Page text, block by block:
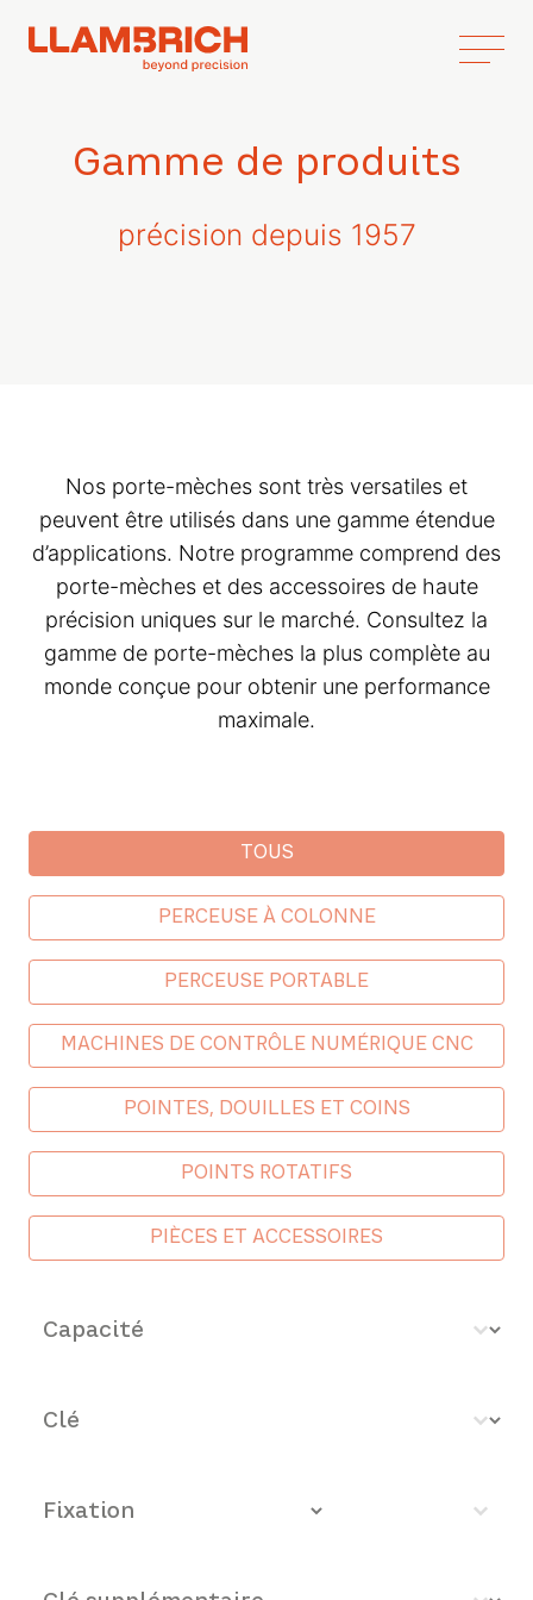
Gamme de produits
précision depuis 1957
Nos porte-mèches sont très versatiles et
peuvent être utilisés dans une gamme étendue
d’applications. Notre programme comprend des
porte-mèches et des accessoires de haute
précision uniques sur le marché. Consultez la
gamme de porte-mèches la plus complète au
monde conçue pour obtenir une performance
maximale.
Industrial categories
TOUS
PERCEUSE À COLONNE
PERCEUSE PORTABLE
MACHINES DE CONTRÔLE NUMÉRIQUE CNC
POINTES, DOUILLES ET COINS
POINTS ROTATIFS
PIÈCES ET ACCESSOIRES
Capacidad - mm
Sélectionnez le contenu
Con llave
Sélectionnez le contenu
Fijación
Sélectionnez le contenu
Llave suplementaria